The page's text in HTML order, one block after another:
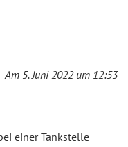
Am 5. Juni 2022 um 12:53
einer Tankstelle